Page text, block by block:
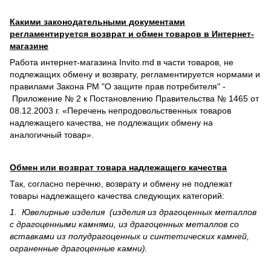
Какими законодательными документами
регламентируется возврат и обмен товаров в Интернет-
магазине
Работа интернет-магазина Invito.md в части товаров, не
подлежащих обмену и возврату, регламентируется нормами и
правилами Закона РМ "О защите прав потребителя" -
Приложение № 2 к Постановлению Правительства № 1465 от
08.12.2003 г. «Перечень непродовольственных товаров
надлежащего качества, не подлежащих обмену на
аналогичный товар».
Обмен или возврат товара надлежащего качества
Так, согласно перечню, возврату и обмену не подлежат
товары надлежащего качества следующих категорий:
1. Ювелирные изделия (изделия из драгоценных металлов
с драгоценными камнями, из драгоценных металлов со
вставками из полудрагоценных и синте­тических камней,
ограненные драгоценные камни).